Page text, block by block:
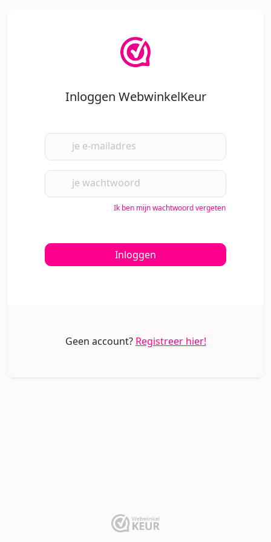
Inloggen WebwinkelKeur
je e-mailadres
je wachtwoord
Ik ben mijn wachtwoord vergeten
Inloggen
Geen account? Registreer hier!